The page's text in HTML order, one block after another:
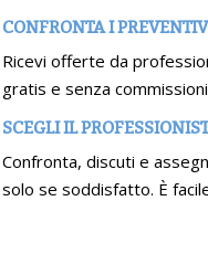
CONFRONTA I
Ricevi offerte da
gratis e senza
SCEGLI IL
Confronta, discuti e
solo se soddisfatto. È